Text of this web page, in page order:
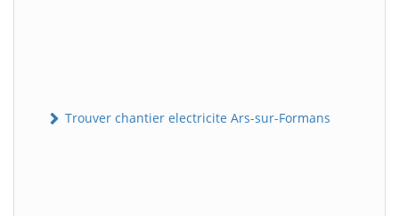
Trouver chantier electricite Ars-sur-Formans